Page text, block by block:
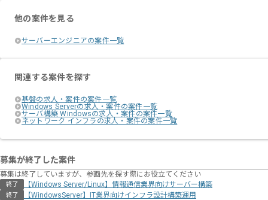
他の案件を見る
サーバーエンジニアの案件一覧
関連する案件を探す
基盤の求人・案件の案件一覧
Windows Serverの求人・案件の案件一覧
サーバ構築 Windowsの求人・案件の案件一覧
ネットワーク インフラの求人・案件の案件一覧
募集が終了した案件
募集は終了していますが、参画先を探す際にお役立てください
終了 【Windows Server/Linux】情報通信業界向けサーバー構築
終了 【WindowsServer】IT業界向けインフラ設計構築運用